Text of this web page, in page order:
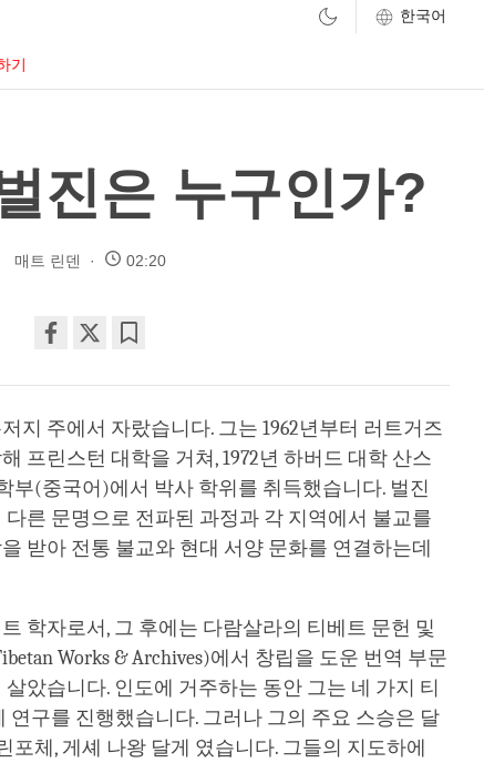
기
진은 누구인가?
매트 린덴 02:20
on
facebook
지 주에서 자랐습니다. 그는 1962년부터 러트거즈
프린스턴 대학을 거쳐, 1972년 하버드 대학 산스
부(중국어)에서 박사 학위를 취득했습니다. 벌진
른 문명으로 전파된 과정과 각 지역에서 불교를
받아 전통 불교와 현대 서양 문화를 연결하는데
학자로서, 그 후에는 다람살라의 티베트 문헌 및
Works & Archives)에서 창립을 도운 번역 부문
았습니다. 인도에 거주하는 동안 그는 네 가지 티
연구를 진행했습니다. 그러나 그의 주요 스승은 달
포체, 게셰 나왕 달게 였습니다. 그들의 지도하에